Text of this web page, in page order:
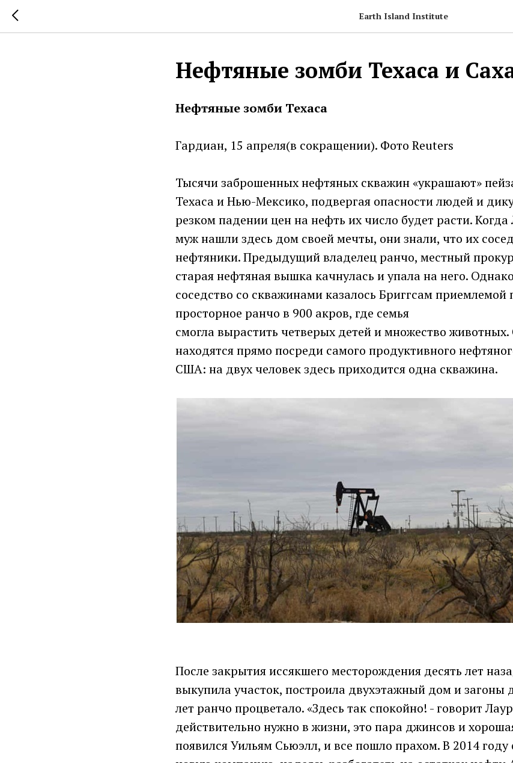
Earth Island Institute
Нефтяные зомби Техаса и
Нефтяные зомби Техаса
Гардиан, 15 апреля(в сокращении). Фото Reuters
Тысячи заброшенных нефтяных скважин «украшают»
Техаса и Нью-Мексико, подвергая опасности людей и
резком падении цен на нефть их число будет расти. Когда
муж нашли здесь дом своей мечты, они знали, что их
нефтяники. Предыдущий владелец ранчо, местный
старая нефтяная вышка качнулась и упала на него.
соседство со скважинами казалось Бриггсам приемлемой
просторное ранчо в 900 акров, где семья
смогла вырастить четверых детей и множество
находятся прямо посреди самого продуктивного
США: на двух человек здесь приходится одна скважина.
После закрытия иссякшего месторождения десять лет
выкупила участок, построила двухэтажный дом и загоны
лет ранчо процветало. «Здесь так спокойно! - говорит
действительно нужно в жизни, это пара джинсов и
появился Уильям Сьюэлл, и все пошло прахом. В 2014 году